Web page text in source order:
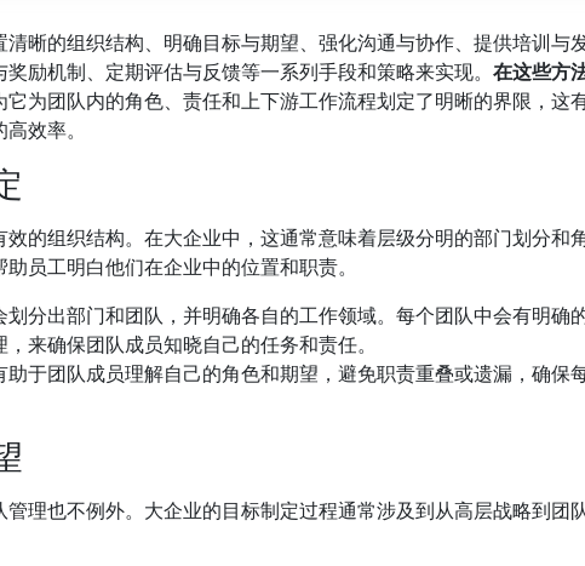
晰的组织结构、明确目标与期望、强化沟通与协作、提供培训与发
励机制、定期评估与反馈等一系列手段和策略来实现。在这些方
它为团队内的角色、责任和上下游工作流程划定了明晰的界限，这
效率。
的组织结构。在大企业中，这通常意味着层级分明的部门划分和角
员工明白他们在企业中的位置和职责。
划分出部门和团队，并明确各自的工作领域。每个团队中会有明确
来确保团队成员知晓自己的任务和责任。
助于团队成员理解自己的角色和期望，避免职责重叠或遗漏，确保
理也不例外。大企业的目标制定过程通常涉及到从高层战略到团